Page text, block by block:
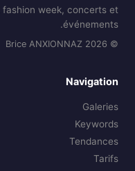
week, concerts et
événements.
© 2026 Brice ANXIONNAZ
Navigation
Galeries
Keywords
Tendances
Tarifs